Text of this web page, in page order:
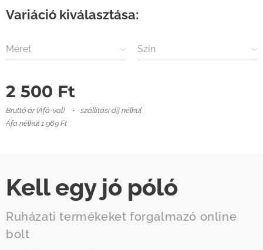
Variáció kiválasztása:
Méret Szín
2 500 Ft
Bruttó ár (Áfá-val)
szállítási díj nélkül
Áfa nélkül 1 969 Ft
Kell egy jó póló
Ruházati termékeket forgalmazó online
bolt